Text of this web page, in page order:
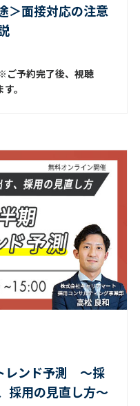
＞面接対応の注意
ご予約完了後、視聴
。
レンド予測 〜採
採用の見直し方〜